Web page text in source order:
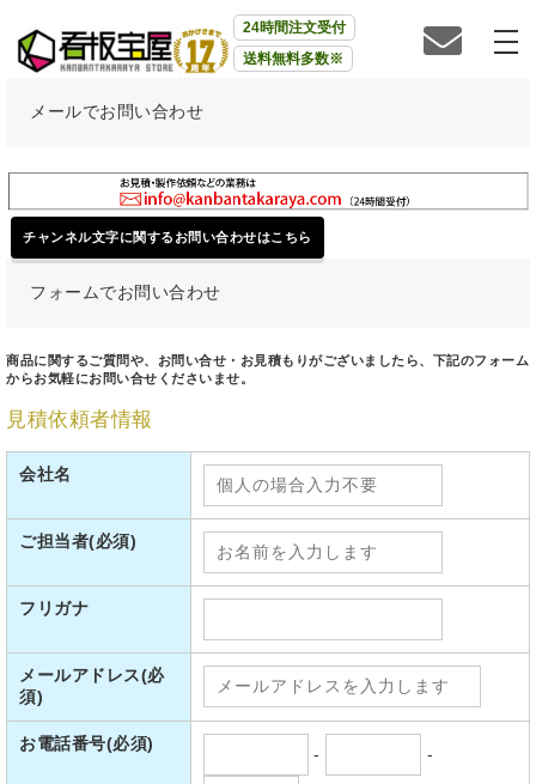
24時間注文受付
送料無料多数※
メールでお問い合わせ
チャンネル文字に関するお問い合わせはこちら
フォームでお問い合わせ
商品に関するご質問や、お問い合せ・お見積もりがございましたら、下記のフォーム
からお気軽にお問い合せくださいませ。
見積依頼者情報
会社名
ご担当者(必須)
フリガナ
メールアドレス(必
須)
お電話番号(必須)
- -